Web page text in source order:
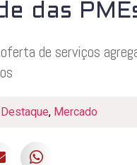
das
de serviços
Destaque, Mercado